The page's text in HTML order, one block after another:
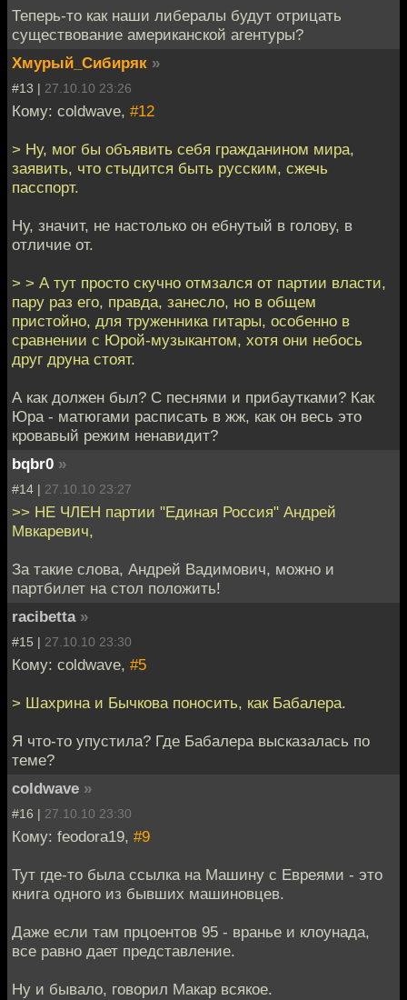
Теперь-то как наши либералы будут отрицать
существование американской агентуры?
Хмурый_Сибиряк »
#13 | 27.10.10 23:26
Кому: coldwave, #12
> Ну, мог бы объявить себя гражданином мира,
заявить, что стыдится быть русским, сжечь
пасспорт.
Ну, значит, не настолько он ебнутый в голову, в
отличие от.
> > А тут просто скучно отмзался от партии власти,
пару раз его, правда, занесло, но в общем
пристойно, для труженника гитары, особенно в
сравнении с Юрой-музыкантом, хотя они небось
друг друна стоят.
А как должен был? С песнями и прибаутками? Как
Юра - матюгами расписать в жж, как он весь это
кровавый режим ненавидит?
bqbr0 »
#14 | 27.10.10 23:27
>> НЕ ЧЛЕН партии "Единая Россия" Андрей
Мвкаревич,
За такие слова, Андрей Вадимович, можно и
партбилет на стол положить!
racibetta »
#15 | 27.10.10 23:30
Кому: coldwave, #5
> Шахрина и Бычкова поносить, как Бабалера.
Я что-то упустила? Где Бабалера высказалась по
теме?
coldwave »
#16 | 27.10.10 23:30
Кому: feodora19, #9
Тут где-то была ссылка на Машину с Евреями - это
книга одного из бывших машиновцев.
Даже если там прцоентов 95 - вранье и клоунада,
все равно дает представление.
Ну и бывало, говорил Макар всякое.